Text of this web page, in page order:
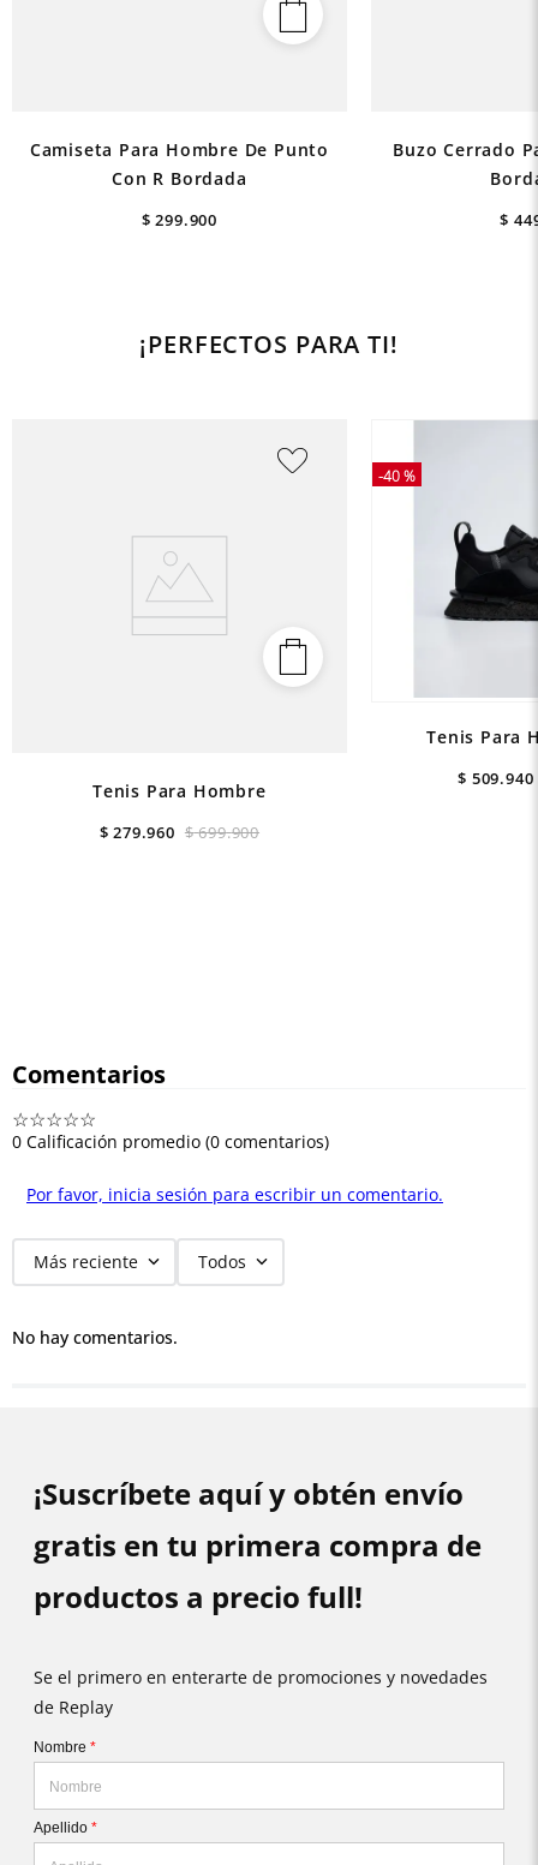
Camiseta Para Hombre De Punto
Con R Bordada
$ 299.900
Buzo Cerrado
$
¡PERFECTOS PARA TI!
Tenis Para Hombre
$ 699.900
$ 279.960
-40 %
Tenis Para
$ 509.940
Comentarios
☆☆☆☆☆
0 Calificación promedio (0 comentarios)
Por favor, inicia sesión para escribir un comentario.
Más reciente Todos
No hay comentarios.
¡Suscríbete aquí y obtén envío
gratis en tu primera compra de
productos a precio full!
Se el primero en enterarte de promociones y novedades
de Replay
Nombre *
Apellido *